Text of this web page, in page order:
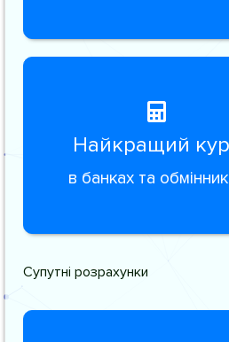
Найкращий
в банках та
Супутні розрахунки